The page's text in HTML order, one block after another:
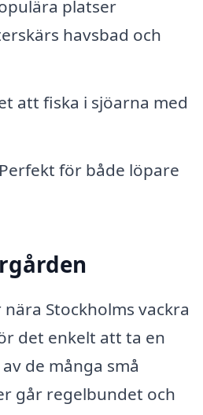
platser
havsbad och
att fiska i sjöarna med
Perfekt för både löpare
Stockholms vackra
det enkelt att ta en
de många små
går regelbundet och